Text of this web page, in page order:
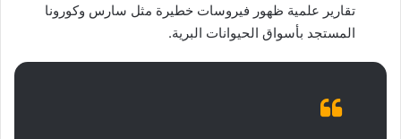
تقارير علمية ظهور فيروسات خطيرة مثل سارس وكورونا
المستجد بأسواق الحيوانات البرية.